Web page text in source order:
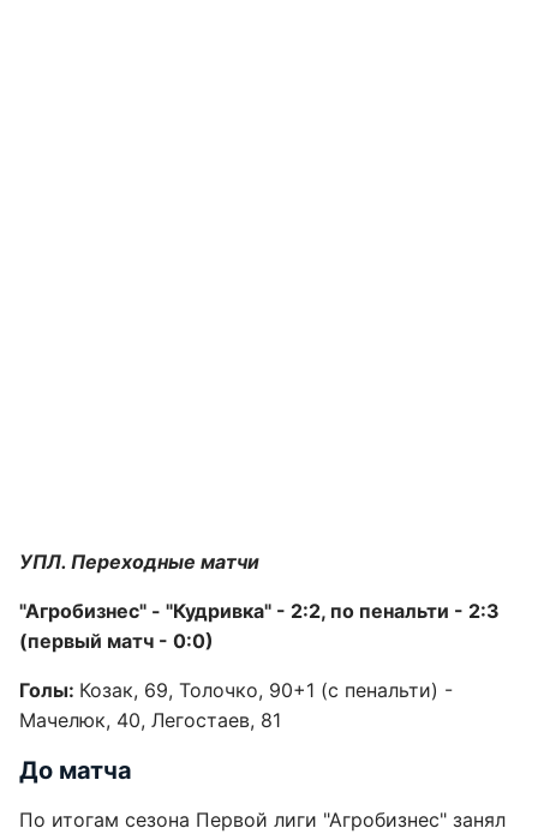
УПЛ. Переходные матчи
"Агробизнес" - "Кудривка" - 2:2, по пенальти - 2:3
(первый матч - 0:0)
Голы: Козак, 69, Толочко, 90+1 (с пенальти) -
Мачелюк, 40, Легостаев, 81
До матча
По итогам сезона Первой лиги "Агробизнес" занял